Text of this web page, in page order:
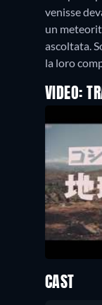
venisse
un
ascoltata.
la loro
VIDEO:
CAST